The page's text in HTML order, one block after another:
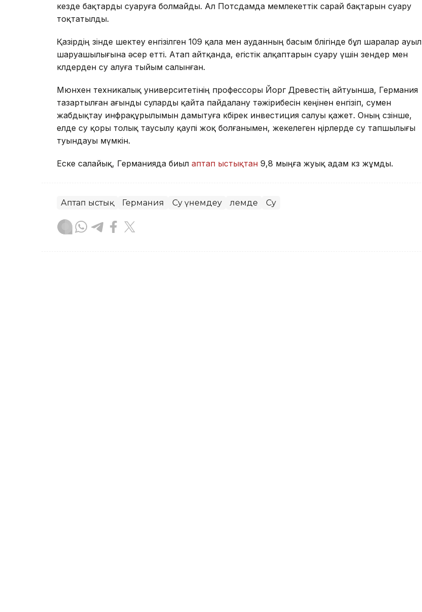
кезде бақтарды суаруға болмайды. Ал Потсдамда мемлекеттік сарай бақтарын суару
тоқтатылды.
Қазірдің өзінде шектеу енгізілген 109 қала мен ауданның басым бөлігінде бұл шаралар ауыл
шаруашылығына әсер етті. Атап айтқанда, егістік алқаптарын суару үшін өзендер мен
көлдерден су алуға тыйым салынған.
Мюнхен техникалық университетінің профессоры Йорг Древестің айтуынша, Германия
тазартылған ағынды суларды қайта пайдалану тәжірибесін кеңінен енгізіп, сумен
жабдықтау инфрақұрылымын дамытуға көбірек инвестиция салуы қажет. Оның сөзінше,
елде су қоры толық таусылу қаупі жоқ болғанымен, жекелеген өңірлерде су тапшылығы
туындауы мүмкін.
Еске салайық, Германияда биыл аптап ыстықтан 9,8 мыңға жуық адам көз жұмды.
Аптап ыстық Германия Су үнемдеу Әлемде Су